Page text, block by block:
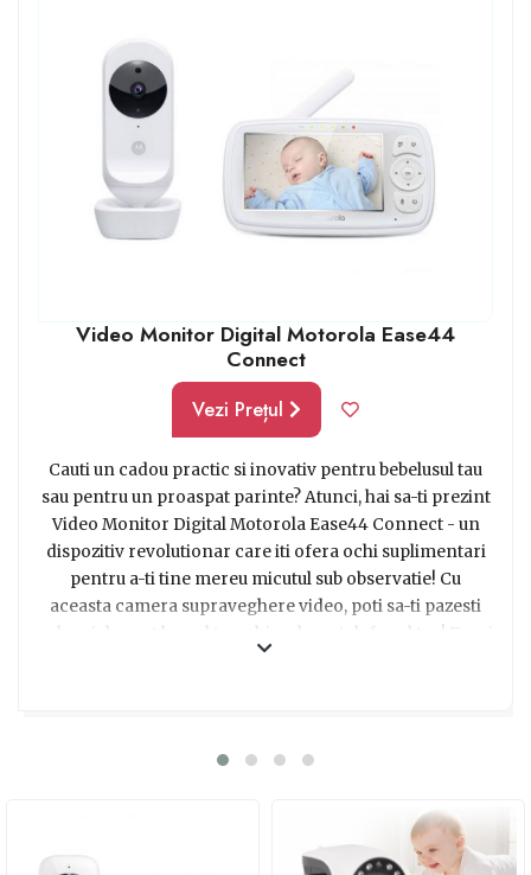
bebeluși cu vedere pe telefon.
Video Monitor Digital Motorola Ease44
Connect
Vezi Prețul
Cauti un cadou practic si inovativ pentru bebelusul tau
sau pentru un proaspat parinte? Atunci, hai sa-ti prezint
Video Monitor Digital Motorola Ease44 Connect - un
dispozitiv revolutionar care iti ofera ochi suplimentari
pentru a-ti tine mereu micutul sub observatie! Cu
aceasta camera supraveghere video, poti sa-ti pazesti
cel mai de pret bun al tau, chiar de pe telefonul tau! Da, ai
relaxezi in gradina, poti avea mereu ochiul magic alaturi
mai practica! Cu posibilitatea de a monitoriza bebelusul
de la distanta, poti sa-i asiguri confortul si siguranta pe